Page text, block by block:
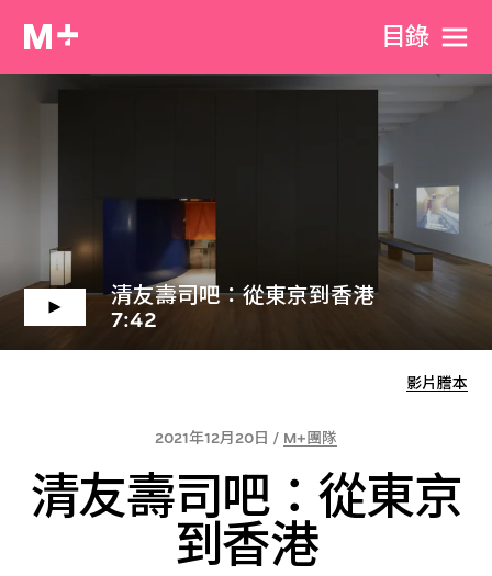
目​錄
清友壽司吧：從東京到香港
7:42
影片謄本
2021年12月20日 / M+團隊
清友壽司吧：從東京
到香港